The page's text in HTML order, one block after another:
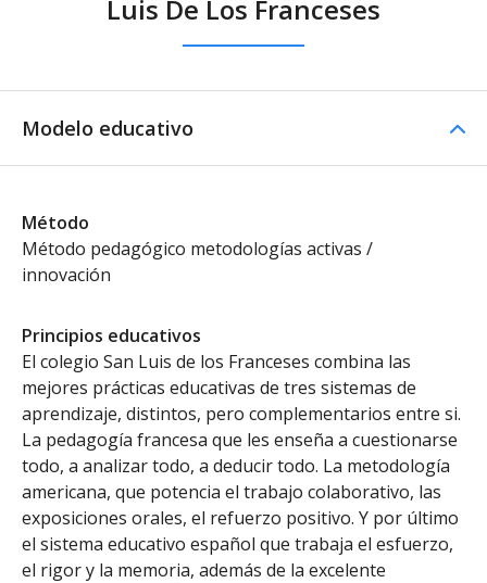
Luis De Los Franceses
Modelo educativo
Método
Método pedagógico metodologías activas /
innovación
Principios educativos
El colegio San Luis de los Franceses combina las
mejores prácticas educativas de tres sistemas de
aprendizaje, distintos, pero complementarios entre si.
La pedagogía francesa que les enseña a cuestionarse
todo, a analizar todo, a deducir todo. La metodología
americana, que potencia el trabajo colaborativo, las
exposiciones orales, el refuerzo positivo. Y por último
el sistema educativo español que trabaja el esfuerzo,
el rigor y la memoria, además de la excelente